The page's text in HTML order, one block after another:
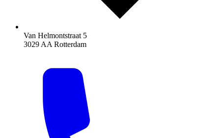
Van Helmontstraat 5
3029 AA Rotterdam